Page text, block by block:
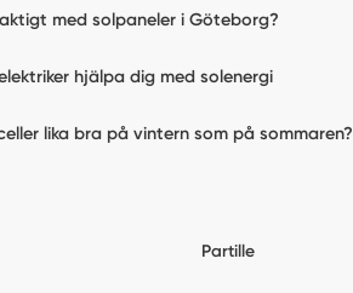
med solpaneler i Göteborg?
hjälpa dig med solenergi
lika bra på vintern som på sommaren?
Partille